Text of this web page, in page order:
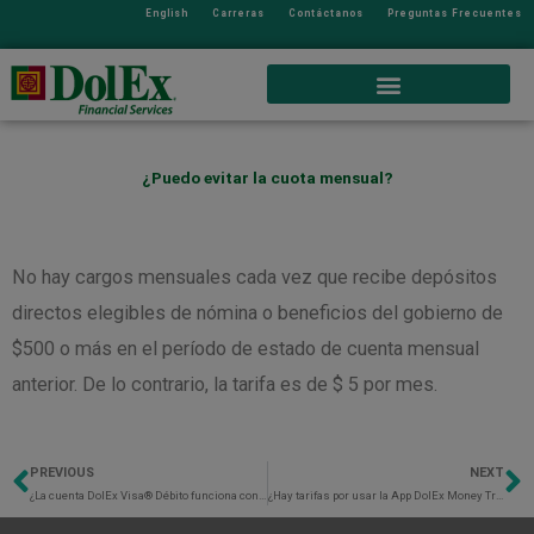
English Carreras Contáctanos Preguntas Frecuentes
¿Puedo evitar la cuota mensual?
No hay cargos mensuales cada vez que recibe depósitos
directos elegibles de nómina o beneficios del gobierno de
$500 o más en el período de estado de cuenta mensual
anterior. De lo contrario, la tarifa es de $ 5 por mes.
Previo
PREVIOUS NEXT
¿Hay tarifas por usar la App DolEx Money Transfer?